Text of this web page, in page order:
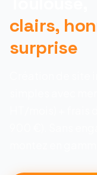
clairs,
surprise